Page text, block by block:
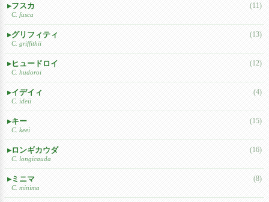
フスカ
C. fusca
(11)
グリフィティ
C. griffithii
(13)
ヒュードロイ
C. hudoroi
(12)
イデイィ
C. ideii
(4)
キー
C. keei
(15)
ロンギカウダ
C. longicauda
(16)
ミニマ
C. minima
(8)